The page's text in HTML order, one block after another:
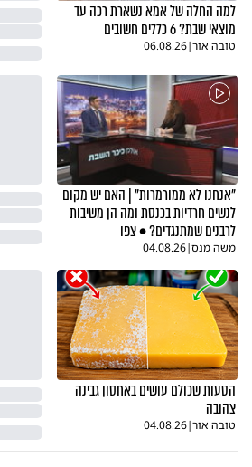
למה החלה של אמא נשארת רכה עד
מוצאי שבת? 6 כללים חשובים
טובה אור|
06.08.26
"אנחנו לא ממורמרות" | האם יש מקום
לנשים חרדיות בכנסת ומה הן משיבות
לרבנים שמתנגדים? • צפו
משה מנס|
04.08.26
הטעות שכולם עושים באחסון גבינה
צהובה
טובה אור|
04.08.26